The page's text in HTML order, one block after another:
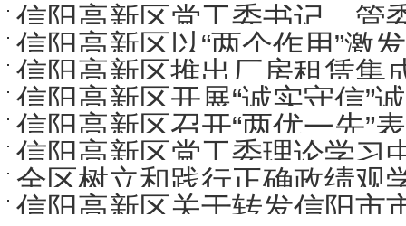
信阳高新区党工委书记、管
企业生产经营情况
信阳高新区以“两个作用”激
信阳高新区推出厂房租赁集
信阳高新区开展“诚实守信”
信阳高新区召开“两优一先”
信阳高新区党工委理论学习
学习教育第三次研讨交流会议
全区树立和践行正确政绩观
信阳高新区关于转发信阳市